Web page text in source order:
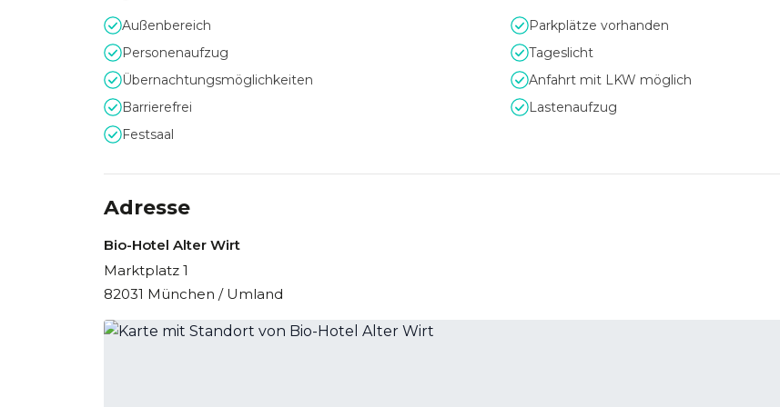
Umsetzung unterstützt. Auch Firmenfeiern mit anschließendem Ausklang sind möglich – Partys können
Absprache über die regulären Veranstaltungszeiten hinaus verlängert werden. So entsteht mit dem Bio-
Eventlocation, die Genuss, Nachhaltigkeit und Professionalität auf besondere Weise vereint.
Außenbereich
Parkplätze vorhanden
Personenaufzug
Tageslicht
Übernachtungsmöglichkeiten
Anfahrt mit LKW möglich
Barrierefrei
Lastenaufzug
Festsaal
Adresse
Bio-Hotel Alter Wirt
Marktplatz 1
82031 München / Umland